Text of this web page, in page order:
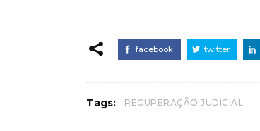
facebook twitter
Tags: RECUPERAÇÃO JUDICIAL